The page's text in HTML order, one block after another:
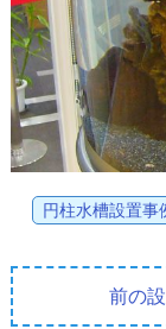
円柱水槽設置事
前の